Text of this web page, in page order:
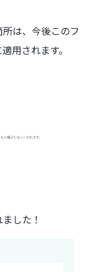
は、今後このフ
用されます。
した！